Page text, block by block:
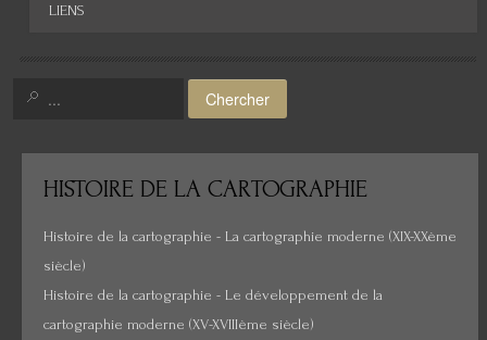
Moyen-Orient
Histoire de la cartographie
Cartes insolites, anciennes...
LIENS
Chercher
HISTOIRE DE LA CARTOGRAPHIE
Histoire de la cartographie - La cartographie moderne (XIX-XXème
siècle)
Histoire de la cartographie - Le développement de la
cartographie moderne (XV-XVIIIème siècle)